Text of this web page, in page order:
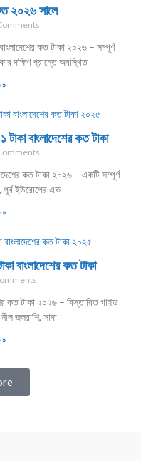
২০২৬ সালে
কত টাকা ২০২৬ – সম্পূর্ণ
প্রান্তে অবস্থিত
বাংলাদেশের কত টাকা
কত টাকা ২০২৬ – একটি সম্পূর্ণ
ইউরোপের এক
বাংলাদেশের কত টাকা
কত টাকা ২০২৬ – বিস্তারিত গাইড
জলরাশি, সাদা